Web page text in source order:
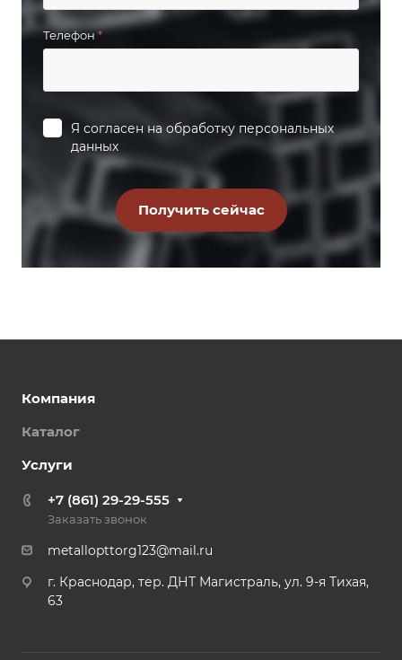
Телефон*
Я согласен на обработку персональных
данных
Компания
Каталог
Услуги
+7 (861) 29-29-555
Заказать звонок
metallopttorg123@mail.ru
г. Краснодар, тер. ДНТ Магистраль, ул. 9-я Тихая,
63